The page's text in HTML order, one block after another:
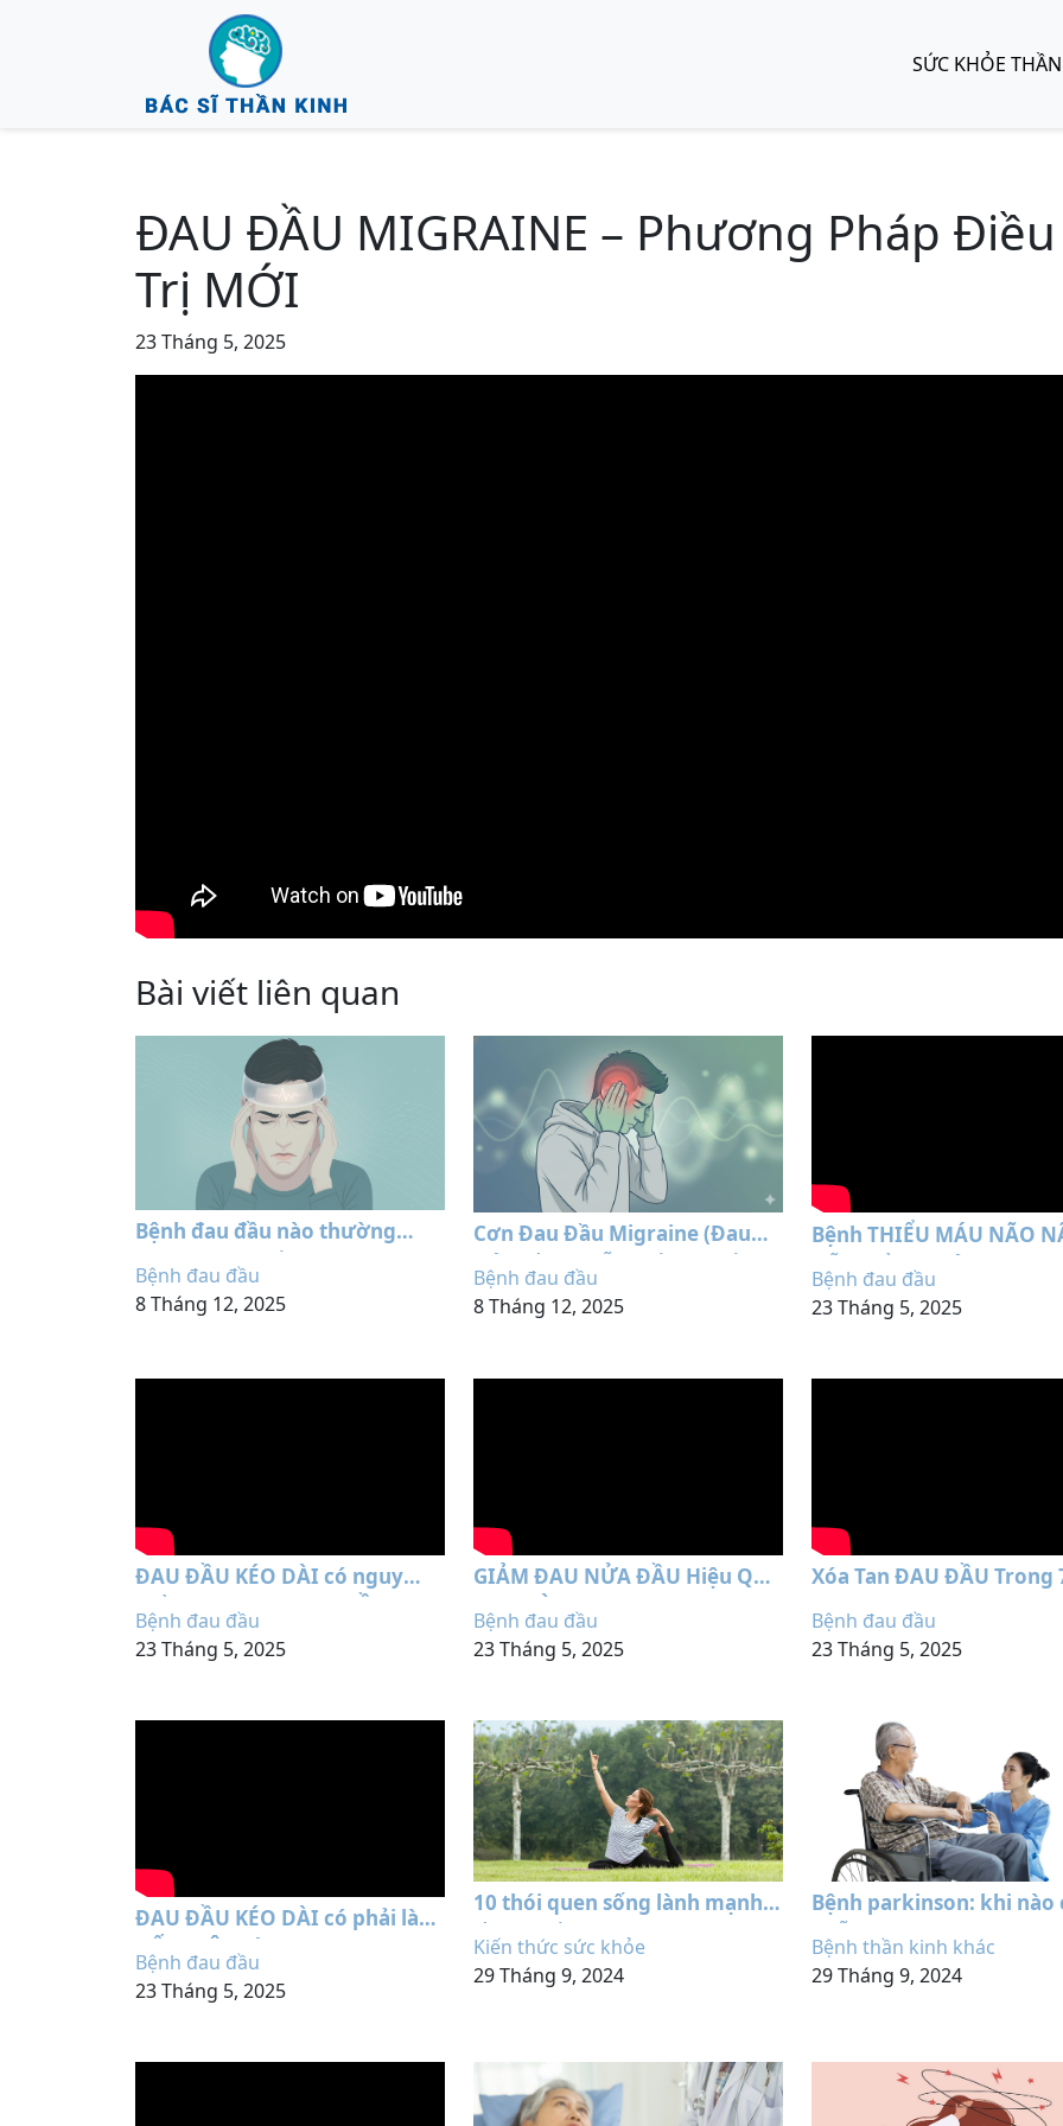
SỨC KHỎE
ĐAU ĐẦU MIGRAINE – Phương Pháp Điều
Trị MỚI
23 Tháng 5, 2025
Bài viết liên quan
Bệnh đau đầu nào thường
xuyên gặp nhất
Bệnh đau đầu
8 Tháng 12, 2025
Cơn Đau Đầu Migraine (Đau
Nửa Đầu): Diễn Biến Và Dấu
Hiệu Bạn Cần Biết
Bệnh đau đầu
8 Tháng 12, 2025
Bệnh THIỂU MÁU NÃO
Nỗi khổ tâm của người
tuổi
Bệnh đau đầu
23 Tháng 5, 2025
ĐAU ĐẦU KÉO DÀI có nguy
hiểm không? Bác sĩ THẦN
KINH nói gì ?
Bệnh đau đầu
23 Tháng 5, 2025
GIẢM ĐAU NỬA ĐẦU Hiệu Quả
Tại NHÀ
Bệnh đau đầu
23 Tháng 5, 2025
Xóa Tan ĐAU ĐẦU Trong
Ngày
Bệnh đau đầu
23 Tháng 5, 2025
ĐAU ĐẦU KÉO DÀI có phải là
DẤU HIỆU của bệnh lý nghiêm
trọng?
Bệnh đau đầu
23 Tháng 5, 2025
10 thói quen sống lành mạnh
cần có hằng ngày
Kiến thức sức khỏe
29 Tháng 9, 2024
Bệnh parkinson: khi nào
phẫu thuật
Bệnh thần kinh khác
29 Tháng 9, 2024